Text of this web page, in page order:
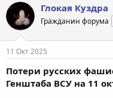
Глокая Куздра
Гражданин форума
11 Окт 2025
Потери русских
Генштаба ВСУ на 11